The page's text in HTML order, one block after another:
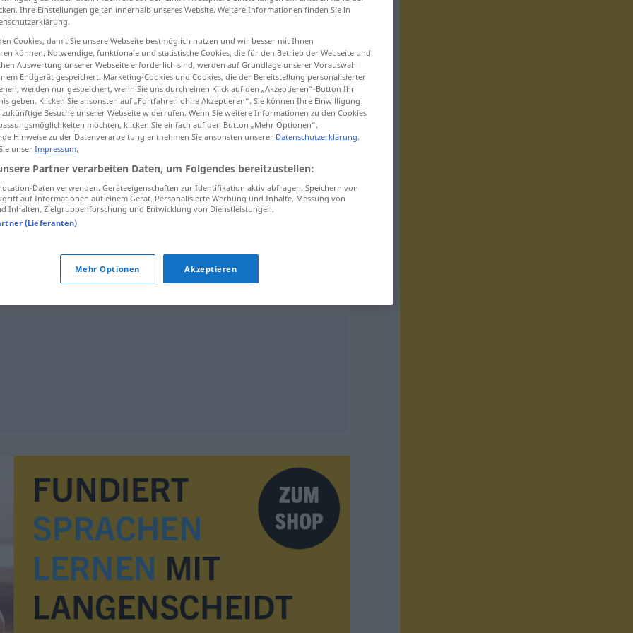
AufzugParade
Ihre Einstellungen gelten innerhalb unseres Website. Weitere Informationen finden Sie in
Cookies, damit Sie unsere Webseite bestmöglich nutzen und wir besser mit Ihnen
können. Notwendige, funktionale und statistische Cookies, die für den Betrieb der Webseite und
Auswertung unserer Webseite erforderlich sind, werden auf Grundlage unserer Vorauswahl
Endgerät gespeichert. Marketing-Cookies und Cookies, die der Bereitstellung personalisierter
werden nur gespeichert, wenn Sie uns durch einen Klick auf den „Akzeptieren“-Button Ihr
geben. Klicken Sie ansonsten auf „Fortfahren ohne Akzeptieren“. Sie können Ihre Einwilligung
Besuche unserer Webseite widerrufen. Wenn Sie weitere Informationen zu den Cookies
möchten, klicken Sie einfach auf den Button „Mehr Optionen“.
Hinweise zu der Datenverarbeitung entnehmen Sie ansonsten unserer Datenschutzerklärung.
unser Impressum.
Partner verarbeiten Daten, um Folgendes bereitzustellen:
Daten verwenden. Geräteeigenschaften zur Identifikation aktiv abfragen. Speichern von
auf Informationen auf einem Gerät. Personalisierte Werbung und Inhalte, Messung von
Inhalten, Zielgruppenforschung und Entwicklung von Dienstleistungen.
(Lieferanten)
Mehr Optionen Akzeptieren